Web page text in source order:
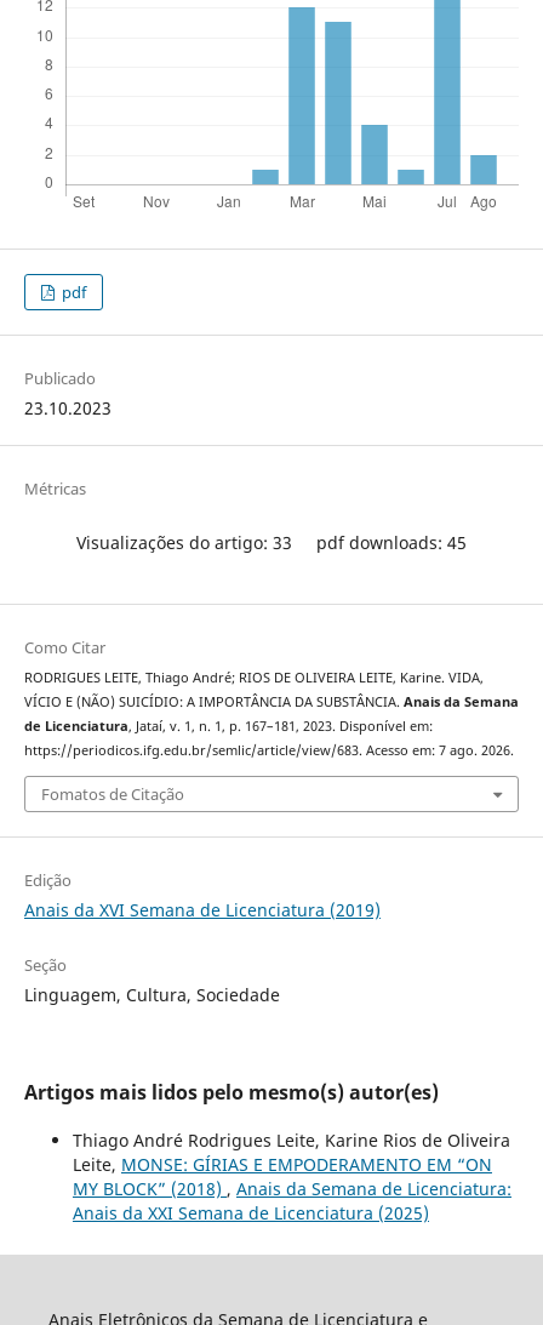
pdf
Publicado
23.10.2023
Métricas
Visualizações do artigo: 33 pdf downloads: 45
Como Citar
RODRIGUES LEITE, Thiago André; RIOS DE OLIVEIRA LEITE, Karine. VIDA,
VÍCIO E (NÃO) SUICÍDIO: A IMPORTÂNCIA DA SUBSTÂNCIA. Anais da Semana
de Licenciatura, Jataí, v. 1, n. 1, p. 167–181, 2023. Disponível em:
https://periodicos.ifg.edu.br/semlic/article/view/683. Acesso em: 7 ago. 2026.
Fomatos de Citação
Edição
Anais da XVI Semana de Licenciatura (2019)
Seção
Linguagem, Cultura, Sociedade
Artigos mais lidos pelo mesmo(s) autor(es)
Thiago André Rodrigues Leite, Karine Rios de Oliveira
Leite, MONSE: GÍRIAS E EMPODERAMENTO EM “ON
MY BLOCK” (2018) , Anais da Semana de Licenciatura:
Anais da XXI Semana de Licenciatura (2025)
Anais Eletrônicos da Semana de Licenciatura e